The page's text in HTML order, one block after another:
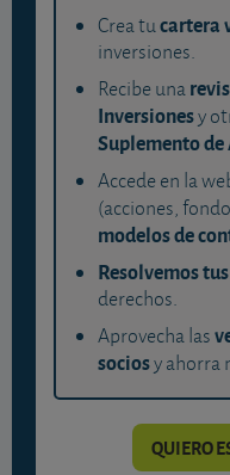
Crea tucartera
inversiones.
Recibe una
Inversionesy
Suplemento de
Accede en la
(acciones,
modelos de
Resolvemos
derechos.
Aprovecha las
sociosy ahorra
QUIERO